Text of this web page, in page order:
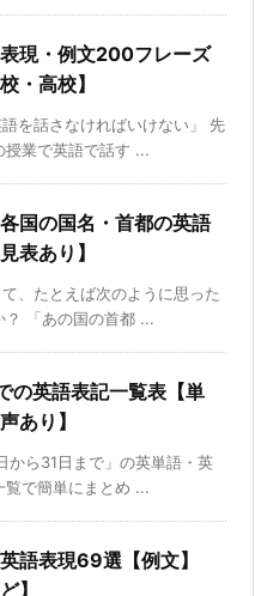
現・例文200フレーズ
・高校】
語を話さなければいけない」 先
授業で英語で話す ...
各国の国名・首都の英語
表あり】
、たとえば次のように思った
？ 「あの国の首都 ...
の英語表記一覧表【単
あり】
から31日まで」の英単語・英
覧で簡単にまとめ ...
語表現69選【例文】
】